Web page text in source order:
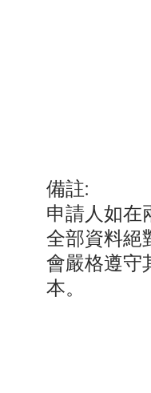
備註:
申請人如在
全部資料絕
會嚴格遵守
本。